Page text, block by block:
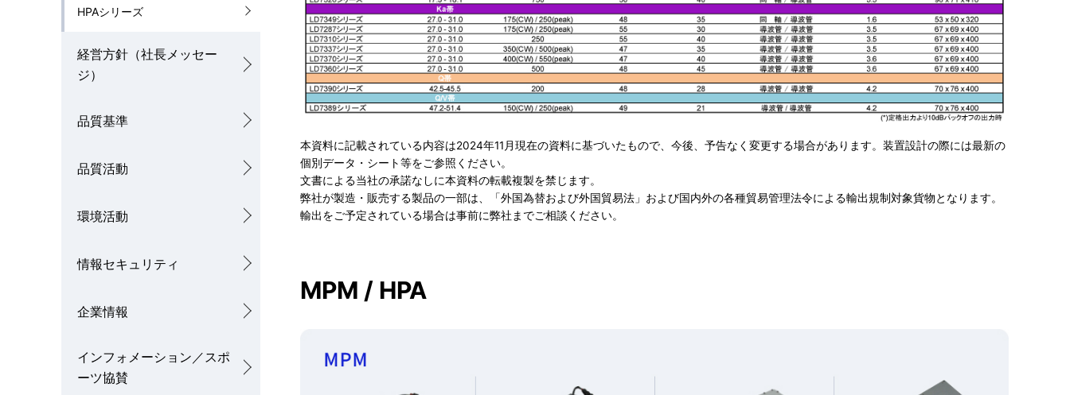
HPAシリーズ
経営方針（社長メッセー
ジ）
品質基準
品質活動
環境活動
情報セキュリティ
企業情報
インフォメーション／スポ
ーツ協賛
本資料に記載されている内容は2024年11月現在の資料に基づいたもので、今後、予告なく変更する場合があります。装置設計の際には最新の
個別データ・シート等をご参照ください。
文書による当社の承諾なしに本資料の転載複製を禁じます。
弊社が製造・販売する製品の一部は、「外国為替および外国貿易法」および国内外の各種貿易管理法令による輸出規制対象貨物となります。
輸出をご予定されている場合は事前に弊社までご相談ください。
MPM / HPA